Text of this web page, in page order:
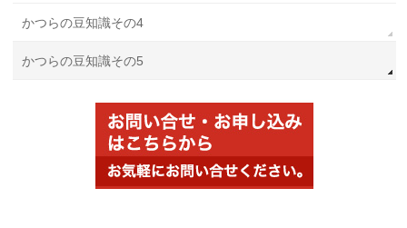
かつらの豆知識その4
かつらの豆知識その5